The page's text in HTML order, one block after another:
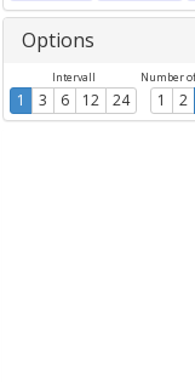
Options
Intervall
1 3 6 12 24
Number
1 2